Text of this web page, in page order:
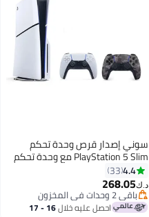
سوني إصدار قرص وحدة تحكم
PlayStation 5 Slim مع وحدة تحكم
مموهة باللون الرمادي الإضافي
4.4
33
د.ك‏268.05
باقي 2 وحدات في المخزون
باقي 2 وحدات في المخزون احصل عليه خلال 16 - 17